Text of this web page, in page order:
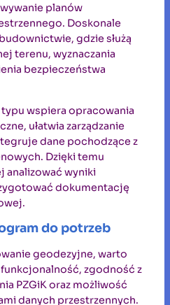
planów
Doskonale
gdzie służą
terenu, wyznaczania
bezpieczeństwa
wspiera opracowania
ułatwia zarządzanie
dane pochodzące z
Dzięki temu
analizować wyniki
dokumentację
do potrzeb
geodezyjne, warto
zgodność z
PZGiK oraz możliwość
danych przestrzennych.